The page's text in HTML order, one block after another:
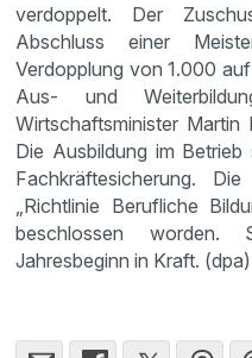
verdoppelt. Der
Abschluss einer
Verdopplung von 1.000
Aus- und
Wirtschaftsminister
Die Ausbildung im
Fachkräftesicherung.
„Richtlinie Berufliche
beschlossen
Jahresbeginn in Kraft. (dpa)